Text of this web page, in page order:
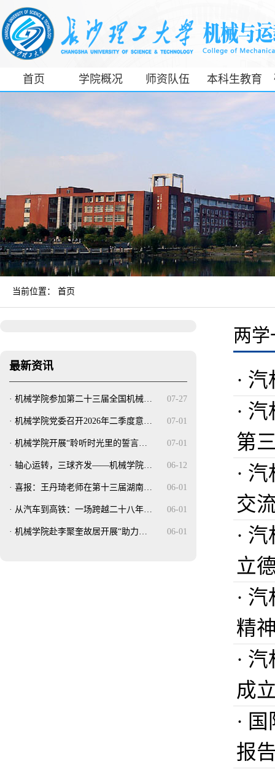
首页 学院概况 师资队伍 本科生教育
工信部专精特
当前位置： 首页
最新资讯
07-27
· 机械学院参加第二十三届全国机械…
07-01
· 机械学院党委召开2026年二季度意…
07-01
· 机械学院开展“聆听时光里的誓言…
06-12
· 轴心运转，三球齐发——机械学院…
06-01
· 喜报：王丹琦老师在第十三届湖南…
06-01
· 从汽车到高铁：一场跨越二十八年…
06-01
· 机械学院赴李聚奎故居开展“助力…
两学
·
·
第
·
交
·
立
·
精
·
成
·
报